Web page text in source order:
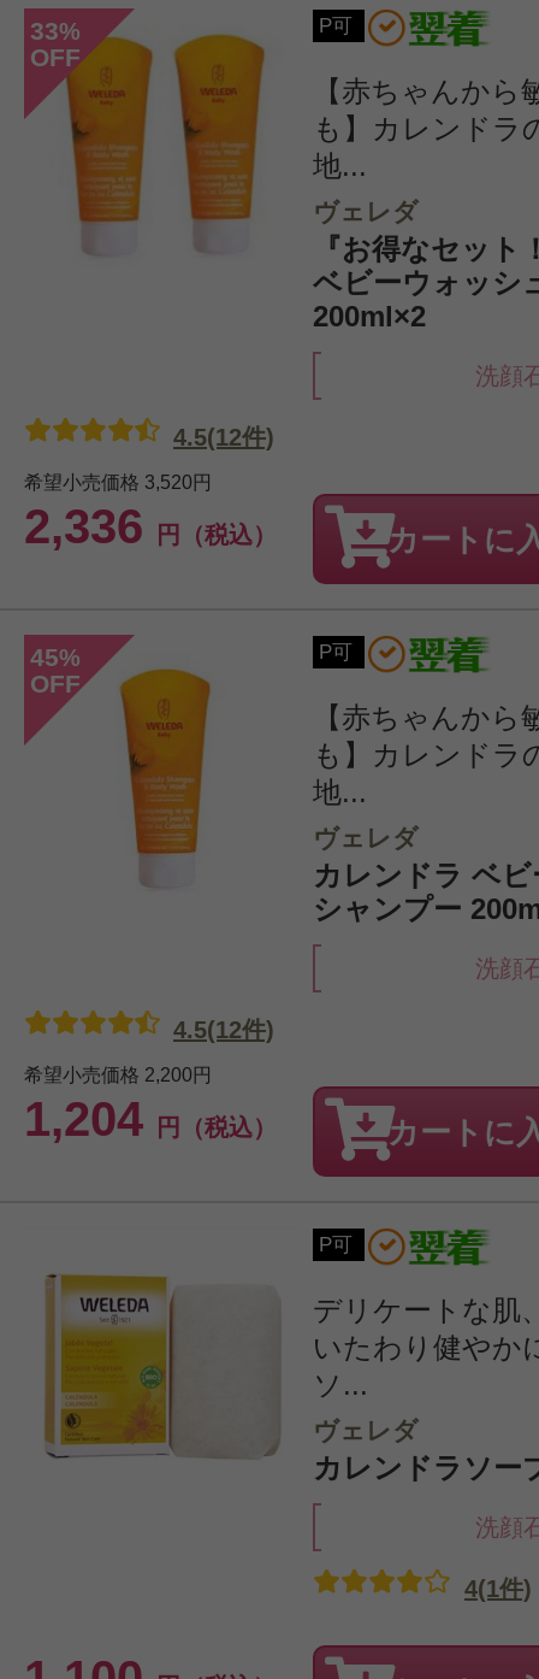
33%
OFF
P可
【赤ちゃんから
も】カレンドラ
地...
ヴェレダ
『お得なセッ
ベビーウォッシ
200ml×2
洗顔
希望小売価格 3,520円
2,336 円（税込）
4.5(12件)
カートに
45%
OFF
P可
【赤ちゃんから
も】カレンドラ
地...
ヴェレダ
カレンドラ ベ
シャンプー
洗顔
希望小売価格 2,200円
1,204 円（税込）
4.5(12件)
カートに
P可
デリケートな肌
いたわり健やか
ソ...
ヴェレダ
カレンドラソー
洗顔
4(1件)